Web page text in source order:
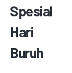
Spesial
Hari
Buruh